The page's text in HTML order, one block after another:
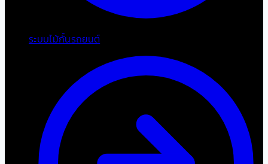
ระบบไม้กั้นรถยนต์